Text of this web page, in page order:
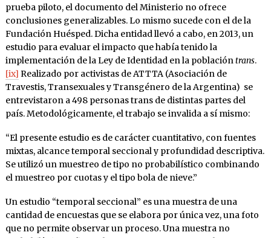
prueba piloto, el documento del Ministerio no ofrece
conclusiones generalizables. Lo mismo sucede con el de la
Fundación Huésped. Dicha entidad llevó a cabo, en 2013, un
estudio para evaluar el impacto que había tenido la
implementación de la Ley de Identidad en la población trans.
[ix] Realizado por activistas de ATTTA (Asociación de
Travestis, Transexuales y Transgénero de la Argentina) se
entrevistaron a 498 personas trans de distintas partes del
país. Metodológicamente, el trabajo se invalida a sí mismo:
“El presente estudio es de carácter cuantitativo, con fuentes
mixtas, alcance temporal seccional y profundidad descriptiva.
Se utilizó un muestreo de tipo no probabilístico combinando
el muestreo por cuotas y el tipo bola de nieve.”
Un estudio “temporal seccional” es una muestra de una
cantidad de encuestas que se elabora por única vez, una foto
que no permite observar un proceso. Una muestra no